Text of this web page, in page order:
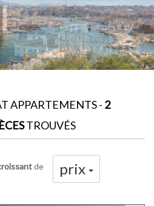
APPARTEMENTS - 2
TROUVÉS
de prix